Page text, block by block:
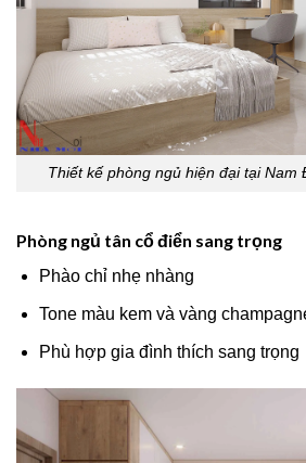
Thiết kế phòng ngủ hiện đại tại Nam
Phòng ngủ tân cổ điển sang trọng
Phào chỉ nhẹ nhàng
Tone màu kem và vàng
Phù hợp gia đình thích sang trọng